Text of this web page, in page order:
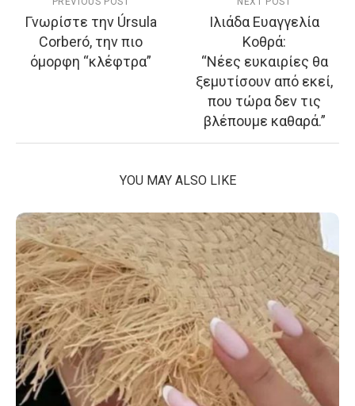
Γνωρίστε την Úrsula
Corberó, την πιο
όμορφη “κλέφτρα”
Ιλιάδα Ευαγγελία
Κοθρά:
“Νέες ευκαιρίες θα
ξεμυτίσουν από εκεί,
που τώρα δεν τις
βλέπουμε καθαρά.”
YOU MAY ALSO LIKE